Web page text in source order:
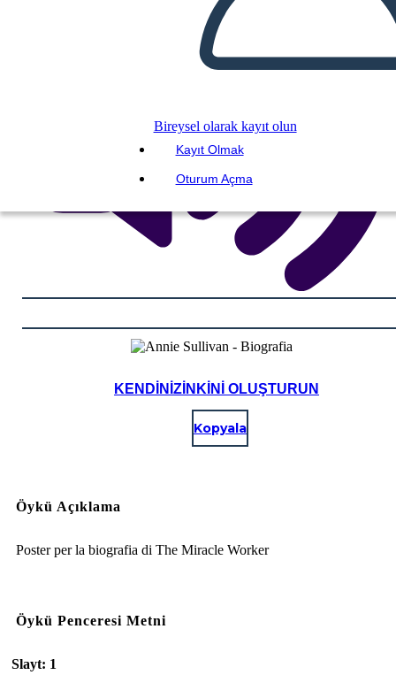
Bireysel olarak kayıt olun
Kayıt Olmak
Oturum Açma
KENDINIZINKINI OLUŞTURUN
Kopyala
Öykü Açıklama
Poster per la biografia di The Miracle Worker
Öykü Penceresi Metni
Slayt: 1